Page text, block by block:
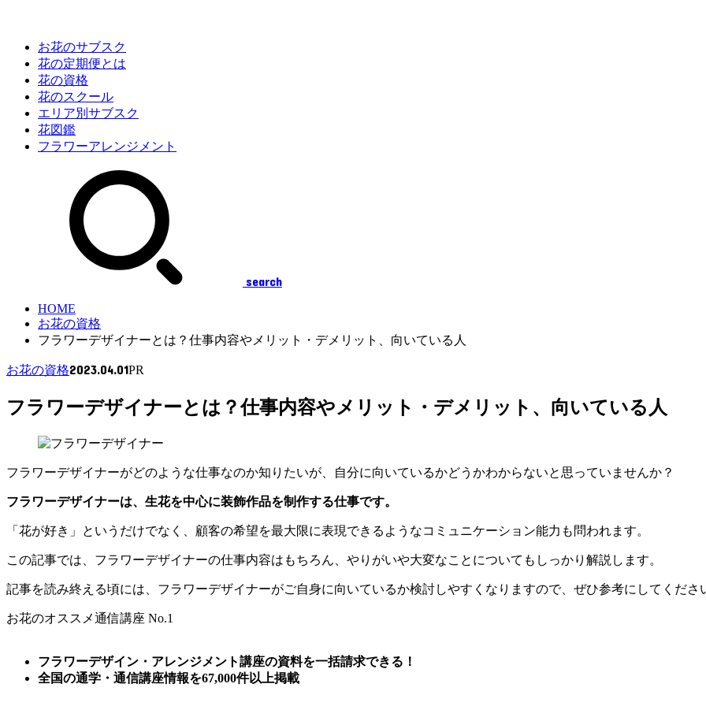
お花のサブスク
花の定期便とは
花の資格
花のスクール
エリア別サブスク
花図鑑
フラワーアレンジメント
search
HOME
お花の資格
フラワーデザイナーとは？仕事内容やメリット・デメリット、向いている人
お花の資格2023.04.01PR
フラワーデザイナーとは？仕事内容やメリット・デメリット、向いている人
フラワーデザイナーがどのような仕事なのか知りたいが、自分に向いているかどうかわからないと思っていませんか？
フラワーデザイナーは、生花を中心に装飾作品を制作する仕事です。
「花が好き」というだけでなく、顧客の希望を最大限に表現できるようなコミュニケーション能力も問われます。
この記事では、フラワーデザイナーの仕事内容はもちろん、やりがいや大変なことについてもしっかり解説します。
記事を読み終える頃には、フラワーデザイナーがご自身に向いているか検討しやすくなりますので、ぜひ参考にしてくださ
お花のオススメ通信講座 No.1
フラワーデザイン・アレンジメント講座の資料を一括請求できる！
全国の通学・通信講座情報を67,000件以上掲載